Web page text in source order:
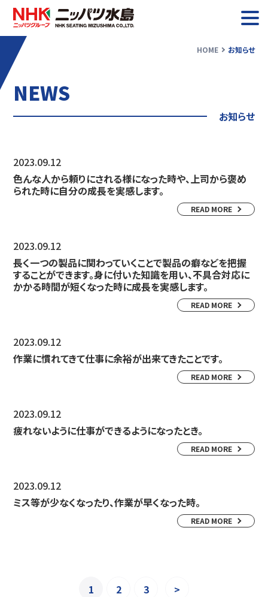
採用情報
HOME お知らせ
NEWS
お知らせ
2023.09.12
色んな人から頼りにされる様になった時や、上司から褒め
られた時に自分の成長を実感します。
READ MORE
2023.09.12
長く一つの製品に関わっていくことで製品の癖などを把握
することができます。身に付いた知識を用い、不具合対応に
かかる時間が短くなった時に成長を実感します。
READ MORE
2023.09.12
作業に慣れてきて仕事に余裕が出来てきたことです。
READ MORE
2023.09.12
疲れないように仕事ができるようになったとき。
READ MORE
2023.09.12
ミス等が少なくなったり、作業が早くなった時。
READ MORE
1 2 3 >